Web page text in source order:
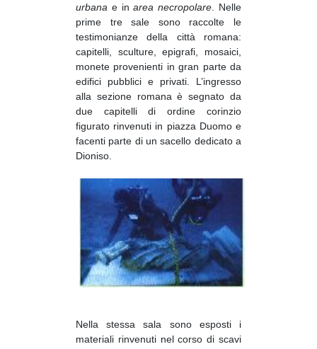
urbana e inarea necropolare . Nelle
prime tre sale sono raccolte le
testimonianze della città romana:
capitelli, sculture, epigrafi, mosaici,
monete provenienti in gran parte da
edifici pubblici e privati. L’ingresso
alla sezione romana è segnato da
due capitelli di ordine corinzio
figurato rinvenuti in piazza Duomo e
facenti parte di un sacello dedicato a
Dioniso.
Nella stessa sala sono esposti i
materiali rinvenuti nel corso di scavi